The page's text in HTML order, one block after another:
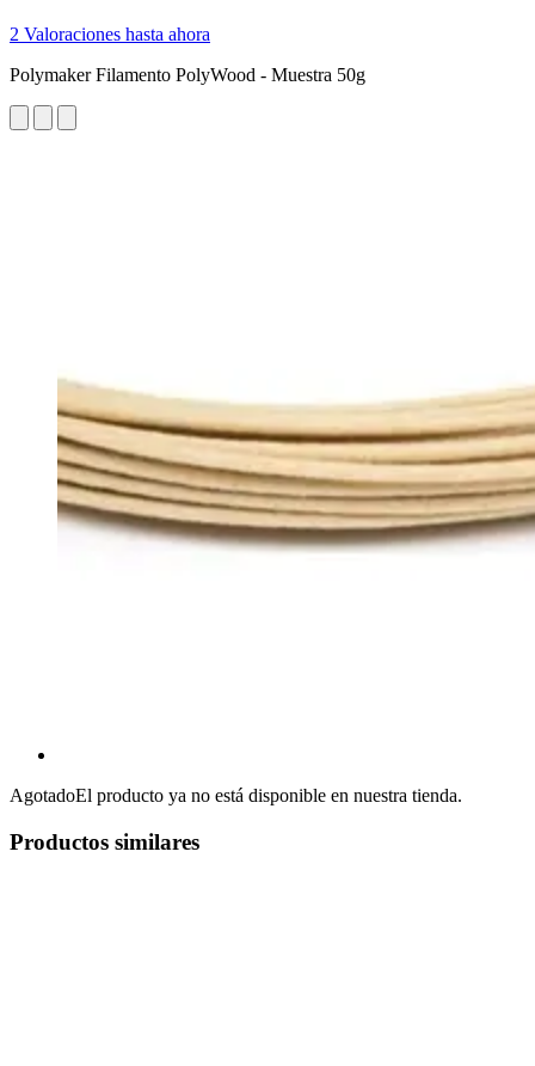
2 Valoraciones hasta ahora
Polymaker Filamento PolyWood - Muestra 50g
AgotadoEl producto ya no está disponible en nuestra tienda.
Productos similares